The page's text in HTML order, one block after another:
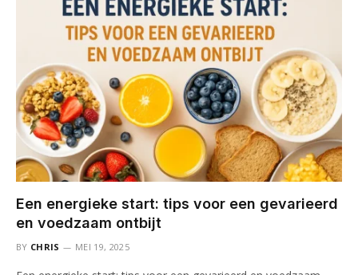
Een energieke start: tips voor een gevarieerd
en voedzaam ontbijt
BY CHRIS MEI 19, 2025